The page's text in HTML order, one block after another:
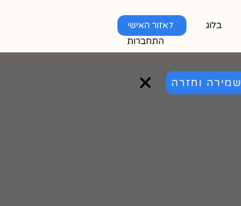
לאזור האישי
התחברות
בלוג
שמירה וחזרה